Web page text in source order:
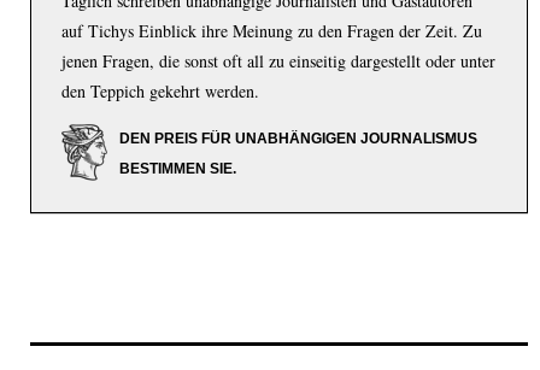
auf Tichys Einblick ihre Meinung zu den Fragen der Zeit. Zu
jenen Fragen, die sonst oft all zu einseitig dargestellt oder unter
den Teppich gekehrt werden.
DEN PREIS FÜR UNABHÄNGIGEN JOURNALISMUS
BESTIMMEN SIE.